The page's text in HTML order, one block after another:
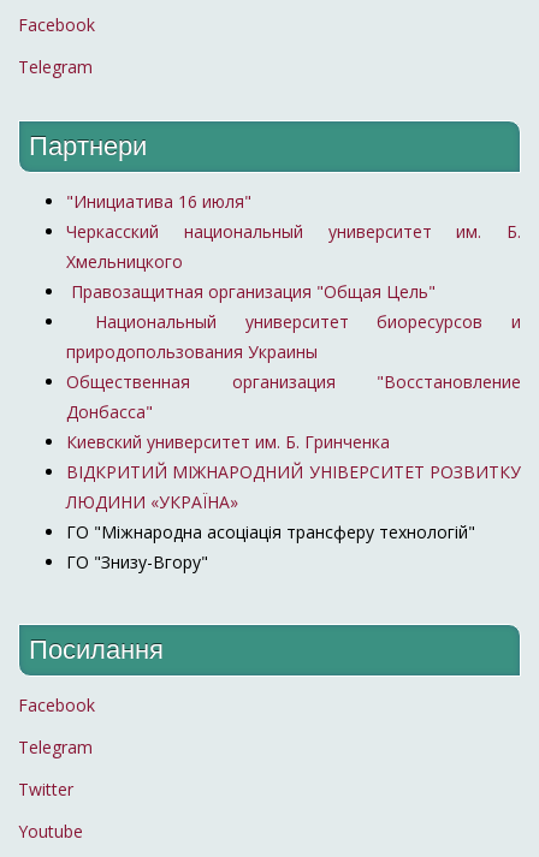
Facebook
Telegram
Партнери
"Инициатива 16 июля"
Черкасский национальный университет им. Б.
Хмельницкого
Правозащитная организация "Общая Цель"
Национальный университет биоресурсов и
природопользования Украины
Общественная организация "Восстановление
Донбасса"
Киевский университет им. Б. Гринченка
ВІДКРИТИЙ МІЖНАРОДНИЙ УНІВЕРСИТЕТ РОЗВИТКУ
ЛЮДИНИ «УКРАЇНА»
ГО "Міжнародна асоціація трансферу технологій"
ГО "Знизу-Вгору"
Посилання
Facebook
Telegram
Twitter
Youtube